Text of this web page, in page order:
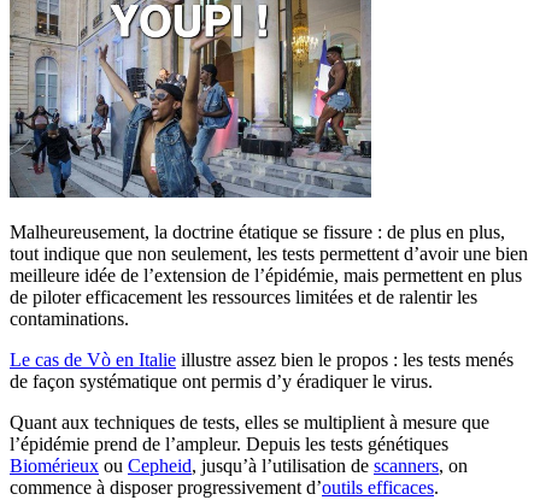
Malheureusement, la doctrine étatique se fissure : de plus en plus,
tout indique que non seulement, les tests permettent d’avoir une bien
meilleure idée de l’extension de l’épidémie, mais permettent en plus
de piloter efficacement les ressources limitées et de ralentir les
contaminations.
Le cas de Vò en Italie illustre assez bien le propos : les tests menés
de façon systématique ont permis d’y éradiquer le virus.
Quant aux techniques de tests, elles se multiplient à mesure que
l’épidémie prend de l’ampleur. Depuis les tests génétiques
Biomérieux ou Cepheid, jusqu’à l’utilisation de scanners, on
commence à disposer progressivement d’outils efficaces.